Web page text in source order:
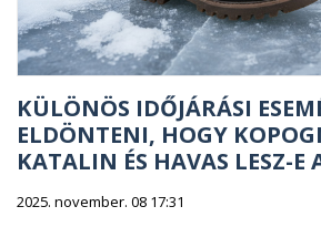
KÜLÖNÖS IDŐJÁRÁSI
ELDÖNTENI, HOGY
KATALIN ÉS HAVAS LESZ-E
2025. november. 08 17:31